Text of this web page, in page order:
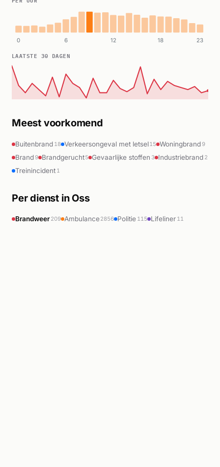
0 6 12 18 23
LAATSTE 30 DAGEN
Meest voorkomend
Buitenbrand 18 Verkeersongeval met letsel15 Woningbrand 9
Brand 9 Brandgerucht5 Gevaarlijke stoffen 3 Industriebrand 2
Treinincident 1
Per dienst in Oss
Brandweer 209 Ambulance2856 Politie 115 Lifeliner 11